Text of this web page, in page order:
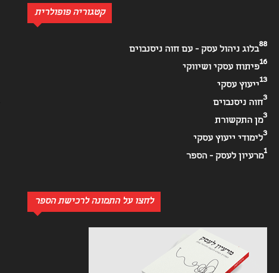
קטגוריה פופולרית
בלוג ניהול עסק - עם חוה ניסנבוים
88
פיתוח עסקי ושיווקי
16
ייעוץ עסקי
13
חוה ניסנבוים
3
מן התקשורת
3
לימודי ייעוץ עסקי
3
מרעיון לעסק - הספר
1
לחצו על התמונה לרכישת הספר